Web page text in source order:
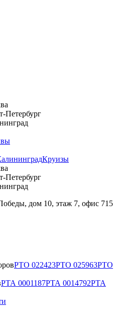
Петербург
Круизы
Петербург
дом 10, этаж 7, офис 715
РТО 022423РТО 025963РТО
РТА 0001187РТА 0014792РТА